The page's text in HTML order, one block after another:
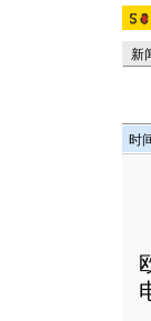
新
时